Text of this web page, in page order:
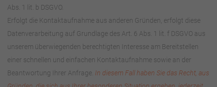
Abs. 1 lit. b DSGVO.
Erfolgt die Kontaktaufnahme aus anderen Gründen, erfolgt diese
Datenverarbeitung auf Grundlage des Art. 6 Abs. 1 lit. f DSGVO aus
unserem überwiegenden berechtigten Interesse am Bereitstellen
einer schnellen und einfachen Kontaktaufnahme sowie an der
Beantwortung Ihrer Anfrage. In diesem Fall haben Sie das Recht, aus